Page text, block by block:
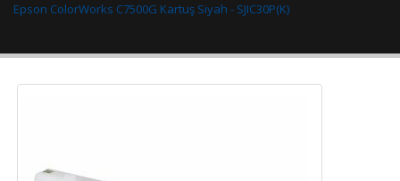
Epson ColorWorks C7500G Kartuş Siyah - SJIC30P(K)